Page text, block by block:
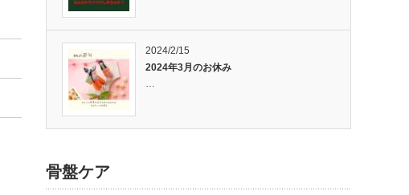
2024/2/15
2024年3月のお休み
…
骨盤ケア